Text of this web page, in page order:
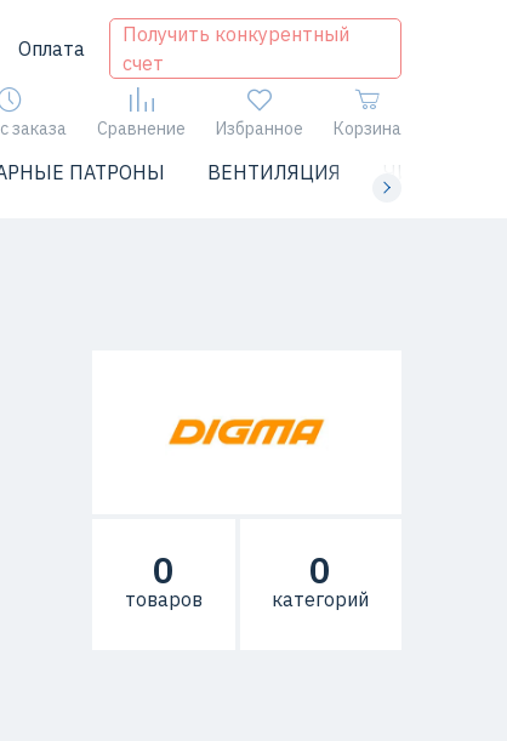
Оплата
Получить конкурентный
счет
заказа Сравнение Избранное Корзина
ПАТРОНЫ ВЕНТИЛЯЦИЯ ЧИЛЛЕРЫ
0
товаров
0
категорий